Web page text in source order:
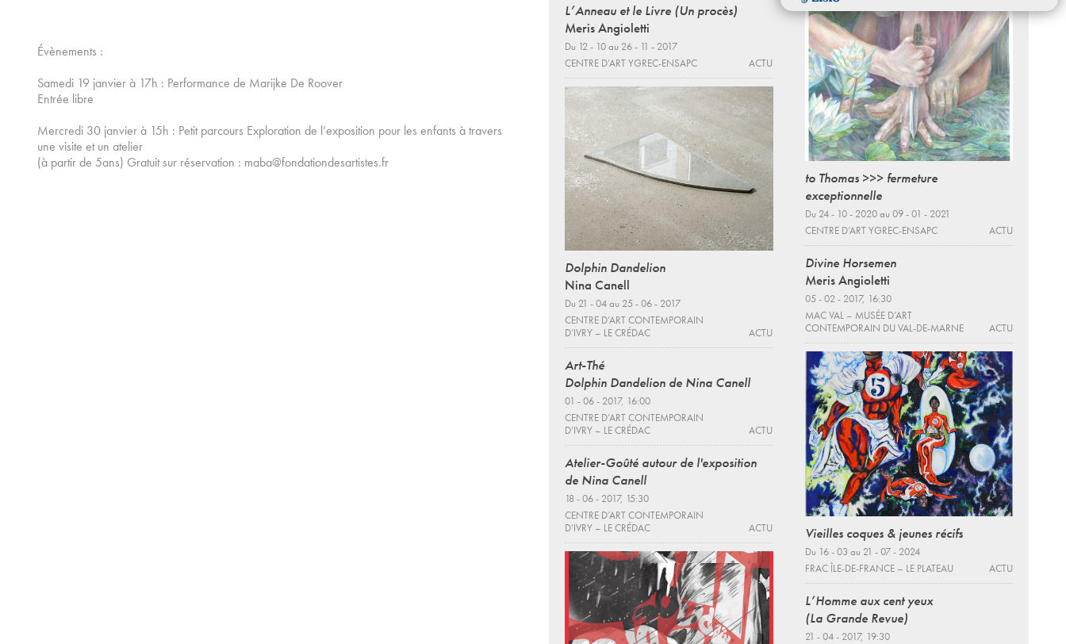
Évènements :
Samedi 19 janvier à 17h : Performance de Marijke De Roover
Entrée libre
Mercredi 30 janvier à 15h : Petit parcours Exploration de l’exposition pour les enfants à travers
une visite et un atelier
(à partir de 5ans) Gratuit sur réservation : maba@fondationdesartistes.fr
L’Anneau et le Livre (Un procès)
Meris Angioletti
Du 12 - 10 au 26 - 11 - 2017
CENTRE D’ART YGREC-ENSAPC
ACTU
Dolphin Dandelion
Nina Canell
Du 21 - 04 au 25 - 06 - 2017
CENTRE D’ART CONTEMPORAIN
D’IVRY – LE CRÉDAC
ACTU
Art-Thé
Dolphin Dandelion de Nina Canell
01 - 06 - 2017, 16:00
CENTRE D’ART CONTEMPORAIN
D’IVRY – LE CRÉDAC
ACTU
Atelier-Goûté autour de l'exposition
de Nina Canell
18 - 06 - 2017, 15:30
CENTRE D’ART CONTEMPORAIN
D’IVRY – LE CRÉDAC
ACTU
to Thomas >>> fermeture
exceptionnelle
Du 24 - 10 - 2020 au 09 - 01 - 2021
CENTRE D’ART YGREC-ENSAPC
ACTU
Divine Horsemen
Meris Angioletti
05 - 02 - 2017, 16:30
MAC VAL – MUSÉE D’ART
CONTEMPORAIN DU VAL-DE-MARNE
ACTU
Vieilles coques & jeunes récifs
Du 16 - 03 au 21 - 07 - 2024
FRAC ÎLE-DE-FRANCE – LE PLATEAU
ACTU
L’Homme aux cent yeux
(La Grande Revue)
21 - 04 - 2017, 19:30